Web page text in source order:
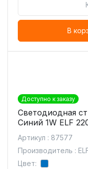
В
Доступно к заказу
Светодиодная
Синий 1W ELF
Артикул : 87577
Производитель :
Цвет: